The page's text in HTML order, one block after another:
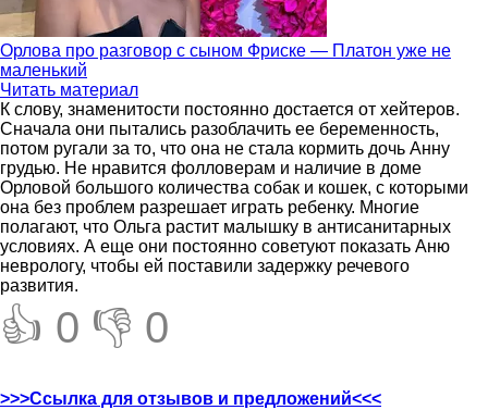
Орлова про разговор с сыном Фриске — Платон уже не
маленький
Читать материал
К слову, знаменитости постоянно достается от хейтеров.
Сначала они пытались разоблачить ее беременность,
потом ругали за то, что она не стала кормить дочь Анну
грудью. Не нравится фолловерам и наличие в доме
Орловой большого количества собак и кошек, с которыми
она без проблем разрешает играть ребенку. Многие
полагают, что Ольга растит малышку в антисанитарных
условиях. А еще они постоянно советуют показать Аню
неврологу, чтобы ей поставили задержку речевого
развития.
👍 0 👎 0
>>>Ссылка для отзывов и предложений<<<